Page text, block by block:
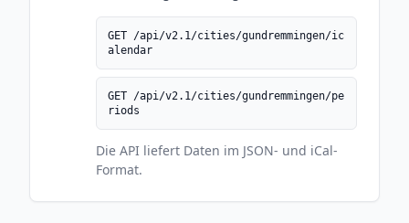
GET /api/v2.1/cities/gundremmingen/ic
alendar
GET /api/v2.1/cities/gundremmingen/pe
riods
Die API liefert Daten im JSON- und iCal-
Format.